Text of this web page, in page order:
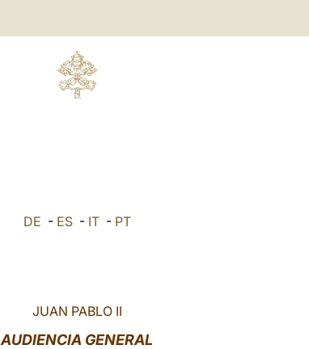
DE - ES- IT- PT
JUAN PABLO II
AUDIENCIA GENERAL